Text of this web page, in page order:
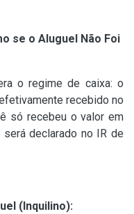
se o Aluguel Não Foi
o regime de caixa: o
recebido no
só recebeu o valor em
declarado no IR de
(Inquilino):